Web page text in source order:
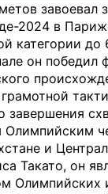
завоевал
2024 в
категории до
он победил
завершения
Олимпийским
и
Такато, он
Олимпийских